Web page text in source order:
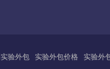
实验外包 实验外包价格 实验外